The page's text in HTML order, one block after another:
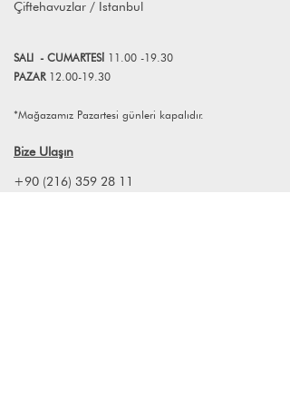
Çiftehavuzlar / İstanbul
SALI - CUMARTESİ 11.00 -19.30
PAZAR 12.00-19.30
*Mağazamız Pazartesi günleri kapalıdır.
Bize Ulaşın
+90 (216) 359 28 11